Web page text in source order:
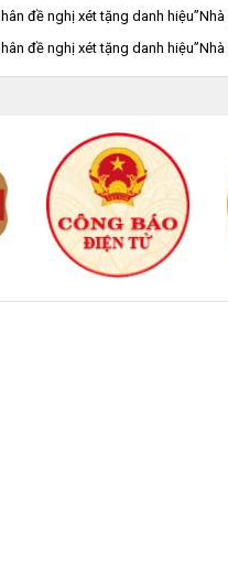
đề nghị xét tặng danh hiệu”Nhà
đề nghị xét tặng danh hiệu”Nhà